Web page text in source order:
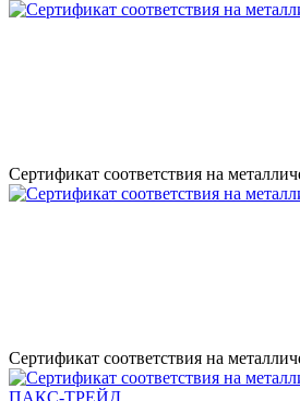
Сертификат соответствия на
Сертификат соответствия на